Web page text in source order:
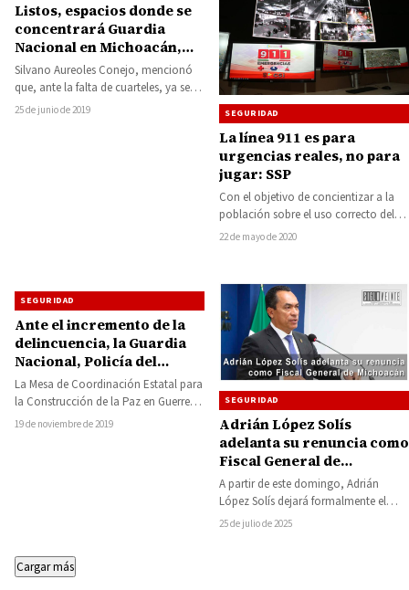
Listos, espacios donde se
concentrará Guardia
Nacional en Michoacán,
uno será en Huetamo
Silvano Aureoles Conejo, mencionó
que, ante la falta de cuarteles, ya se
tiene contemplados donde
25 de junio de 2019 SEGURIDAD
La línea 911 es para
urgencias reales, no para
jugar: SSP
Con el objetivo de concientizar a la
población sobre el uso correcto del
número de emergencias 911, la…
22 de mayo de 2020
SEGURIDAD
Ante el incremento de la
delincuencia, la Guardia
Nacional, Policía del
Estado y SEDENA instalan
puestos de vigilancia y
realizan recorridos de
seguridad en Zirándaro y
La Mesa de Coordinación Estatal para
la Construcción de la Paz en Guerrero,
que preside el Gobernador Héctor…
19 de noviembre de 2019
SEGURIDAD
Adrián López Solís
adelanta su renuncia como
Fiscal General de
Michoacán
A partir de este domingo, Adrián
López Solís dejará formalmente el
cargo de Fiscal General del Estado
25 de julio de 2025
Cargar más